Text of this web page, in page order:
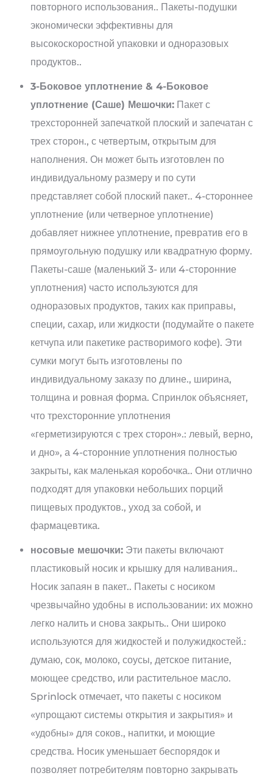
повторного использования.. Пакеты-подушки
экономически эффективны для
высокоскоростной упаковки и одноразовых
продуктов..
3-Боковое уплотнение & 4-Боковое
уплотнение (Саше) Мешочки: Пакет с
трехсторонней запечаткой плоский и запечатан с
трех сторон., с четвертым, открытым для
наполнения. Он может быть изготовлен по
индивидуальному размеру и по сути
представляет собой плоский пакет.. 4-стороннее
уплотнение (или четверное уплотнение)
добавляет нижнее уплотнение, превратив его в
прямоугольную подушку или квадратную форму.
Пакеты-саше (маленький 3- или 4-сторонние
уплотнения) часто используются для
одноразовых продуктов, таких как приправы,
специи, сахар, или жидкости (подумайте о пакете
кетчупа или пакетике растворимого кофе). Эти
сумки могут быть изготовлены по
индивидуальному заказу по длине., ширина,
толщина и ровная форма. Спринлок объясняет,
что трехсторонние уплотнения
«герметизируются с трех сторон».: левый, верно,
и дно», а 4-сторонние уплотнения полностью
закрыты, как маленькая коробочка.. Они отлично
подходят для упаковки небольших порций
пищевых продуктов., уход за собой, и
фармацевтика.
носовые мешочки: Эти пакеты включают
пластиковый носик и крышку для наливания..
Носик запаян в пакет.. Пакеты с носиком
чрезвычайно удобны в использовании: их можно
легко налить и снова закрыть.. Они широко
используются для жидкостей и полужидкостей.:
думаю, сок, молоко, соусы, детское питание,
моющее средство, или растительное масло.
Sprinlock отмечает, что пакеты с носиком
«упрощают системы открытия и закрытия» и
«удобны» для соков., напитки, и моющие
средства. Носик уменьшает беспорядок и
позволяет потребителям повторно закрывать